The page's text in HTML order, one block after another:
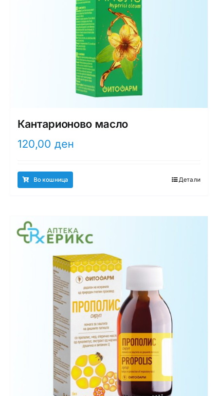
Кантарионово масло
120,00 ден
Во кошница Детали